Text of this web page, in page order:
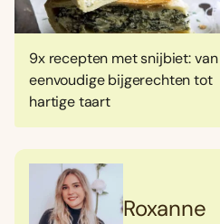
9x recepten met snijbiet: van
eenvoudige bijgerechten tot
hartige taart
Roxanne